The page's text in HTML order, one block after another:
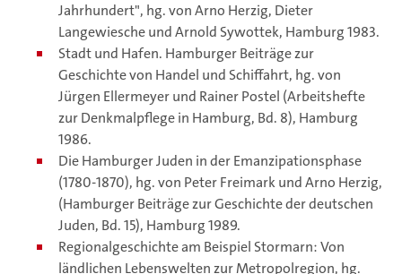
Jahrhundert", hg. von Arno Herzig, Dieter
Langewiesche und Arnold Sywottek, Hamburg 1983.
Stadt und Hafen. Hamburger Beiträge zur
Geschichte von Handel und Schiffahrt, hg. von
Jürgen Ellermeyer und Rainer Postel (Arbeitshefte
zur Denkmalpflege in Hamburg, Bd. 8), Hamburg
1986.
Die Hamburger Juden in der Emanzipationsphase
(1780-1870), hg. von Peter Freimark und Arno Herzig,
(Hamburger Beiträge zur Geschichte der deutschen
Juden, Bd. 15), Hamburg 1989.
Regionalgeschichte am Beispiel Stormarn: Von
ländlichen Lebenswelten zur Metropolregion, hg.